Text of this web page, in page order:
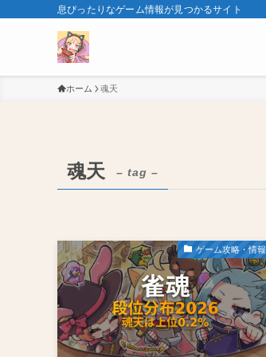
息ぴったりなゲーム情報が見つかるサイト
ホーム 魂天
魂天 – tag –
ゲーム攻略・情報